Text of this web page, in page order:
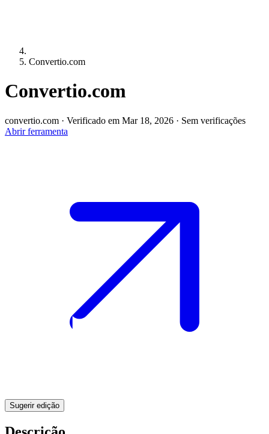
Convertio.com
Convertio.com
convertio.com · Verificado em Mar 18, 2026 · Sem verificações
Abrir ferramenta
Sugerir edição